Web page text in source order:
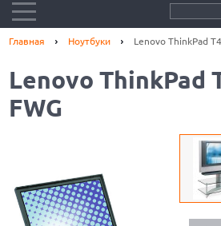
Главная Ноутбуки Lenovo ThinkPad
Lenovo ThinkPad
FWG